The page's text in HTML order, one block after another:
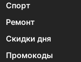
Спорт
Ремонт
Скидки дня
Промокоды